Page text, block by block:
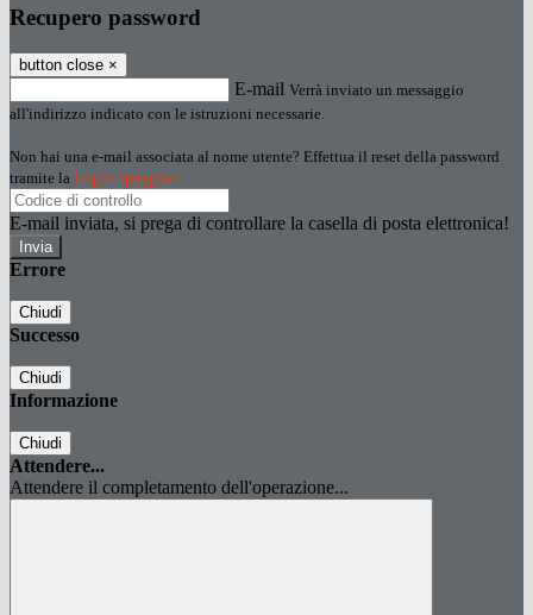
Recupero password
button close ×
E-mail Verrà inviato un messaggio
all'indirizzo indicato con le istruzioni necessarie.
Non hai una e-mail associata al nome utente? Effettua il reset della password
tramite la Login Spaggiari
E-mail inviata, si prega di controllare la casella di posta elettronica!
Errore
Chiudi
Successo
Chiudi
Informazione
Chiudi
Attendere...
Attendere il completamento dell'operazione...